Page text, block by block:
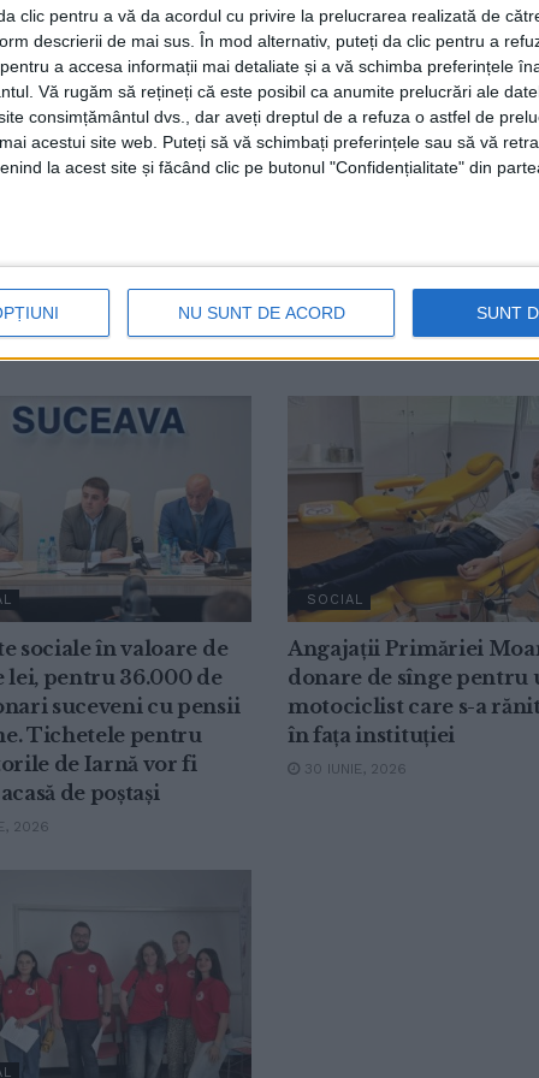
clic pentru a vă da acordul cu privire la prelucrarea realizată de
descrierii de mai sus. În mod alternativ, puteți da clic pentru a
a accesa informații mai detaliate și a vă schimba preferințele
Vă rugăm să rețineți că este posibil ca anumite prelucrări ale
consimțământul dvs., dar aveți dreptul de a refuza o astfel de
acestui site web. Puteți să vă schimbați preferințele sau să vă
la acest site și făcând clic pe butonul "Confidențialitate" din
NU SUNT DE ACORD SUNT
instituției, Constantin Boliacu, a comunicat că
și Pucioasa. El a precizat că listele cu numărul
de internet cjpsv.ro. Persoanele beneficiare ale
formular în regim special de la medic şi cu
la parterul instituției. Doar în cazuri excepționale,
sociale în valoare de
lei, pentru 36.000 de
suceveni cu pensii
Tichetele pentru
de Iarnă vor fi
de poștași
2026
SOCIAL
Angajații Primăriei
donare de sînge pentru
motociclist care s-a
în fața instituției
30 IUNIE, 2026